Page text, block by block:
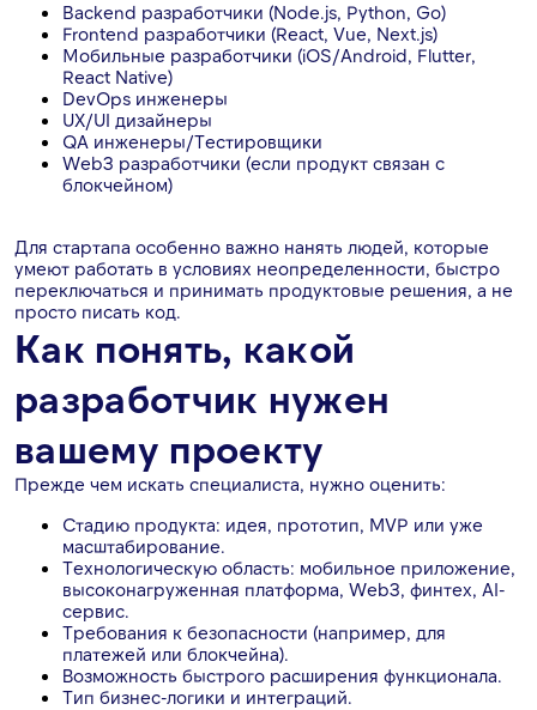
Backend разработчики (Node.js, Python, Go)
Frontend разработчики (React, Vue, Next.js)
Мобильные разработчики (iOS/Android, Flutter,
React Native)
DevOps инженеры
UX/UI дизайнеры
QA инженеры/Тестировщики
Web3 разработчики (если продукт связан с
блокчейном)
Для стартапа особенно важно нанять людей, которые
умеют работать в условиях неопределенности, быстро
переключаться и принимать продуктовые решения, а не
просто писать код.
Как понять, какой
разработчик нужен
вашему проекту
Прежде чем искать специалиста, нужно оценить:
Стадию продукта: идея, прототип, MVP или уже
масштабирование.
Технологическую область: мобильное приложение,
высоконагруженная платформа, Web3, финтех, AI-
сервис.
Требования к безопасности (например, для
платежей или блокчейна).
Возможность быстрого расширения функционала.
Тип бизнес-логики и интеграций.